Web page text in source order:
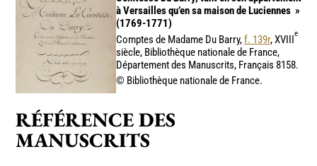
à Versailles qu’en sa maison de Luciennes »
(1769-1771)
Comptes de Madame Du Barry,f. 139r, XVIIIe
siècle, Bibliothèque nationale de France,
Département des Manuscrits, Français 8158.
© Bibliothèque nationale de France.
RÉFÉRENCE DES
MANUSCRITS